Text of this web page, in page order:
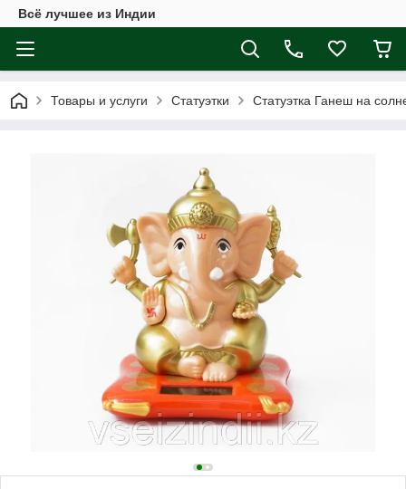
Всё лучшее из Индии
Товары и услуги Статуэтки Статуэтка Ганеш на